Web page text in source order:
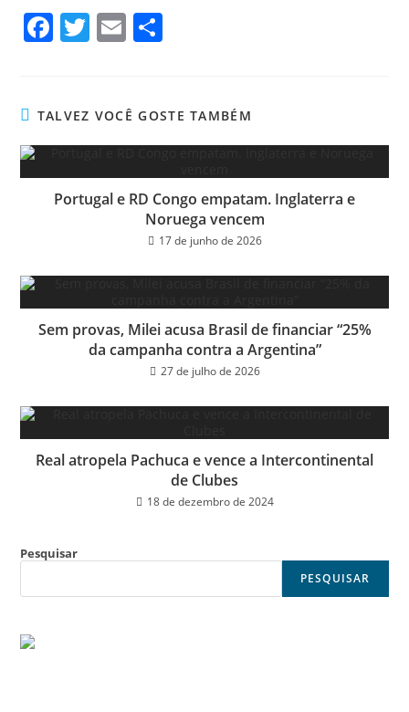
Fa
ok
T
er
E
TALVEZ VOCÊ GOSTE TAMBÉM
Portugal e RD Congo empatam. Inglaterra e
Noruega vencem
17 de junho de 2026
Sem provas, Milei acusa Brasil de financiar “25%
da campanha contra a Argentina”
27 de julho de 2026
Real atropela Pachuca e vence a Intercontinental
de Clubes
18 de dezembro de 2024
Pesquisar
PESQUISAR